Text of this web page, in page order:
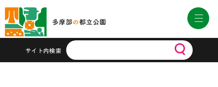
サイト内検索